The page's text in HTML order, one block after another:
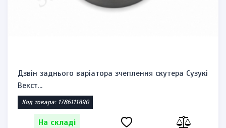
Комплект замків запалювання, бензобака та
сидіння Suzuk...
Код товара: 1785860521
На складі